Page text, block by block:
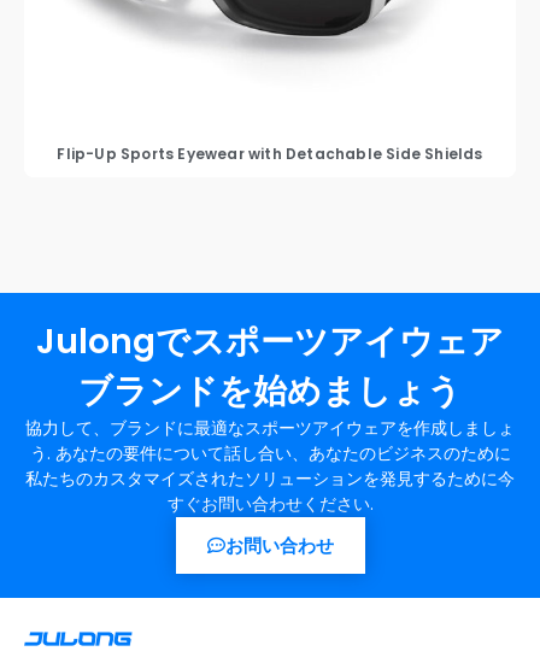
Flip-Up Sports Eyewear with Detachable Side Shields
Julongでスポーツアイウェア
ブランドを始めましょう
協力して、ブランドに最適なスポーツアイウェアを作成しましょ
う. あなたの要件について話し合い、あなたのビジネスのために
私たちのカスタマイズされたソリューションを発見するために今
すぐお問い合わせください.
お問い合わせ